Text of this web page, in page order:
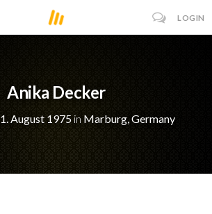
LOGIN
Anika Decker
1. August 1975in Marburg, Germany